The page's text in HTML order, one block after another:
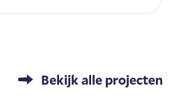
Bekijk alle projecten